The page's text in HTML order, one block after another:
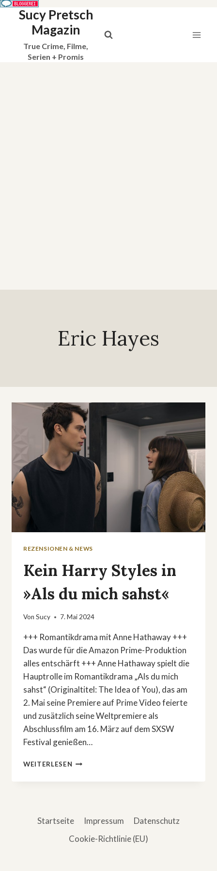
Sucy Pretsch
Magazin
True Crime, Filme,
Serien + Promis
Eric Hayes
REZENSIONEN & NEWS
Kein Harry Styles in
»Als du mich sahst«
Von Sucy 7. Mai 2024
+++ Romantikdrama mit Anne Hathaway +++
Das wurde für die Amazon Prime-Produktion
alles entschärft +++ Anne Hathaway spielt die
Hauptrolle im Romantikdrama „Als du mich
sahst“ (Originaltitel: The Idea of You), das am
2. Mai seine Premiere auf Prime Video feierte
und zusätzlich seine Weltpremiere als
Abschlussfilm am 16. März auf dem SXSW
Festival genießen…
WEITERLESEN KEIN
STYLES
MICH
Startseite Impressum
Datenschutz
Cookie-Richtlinie (EU)